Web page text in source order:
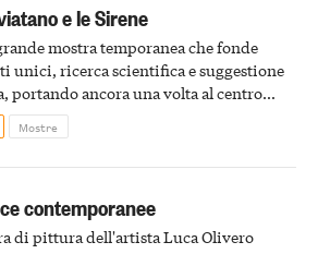
e le Sirene
mostra temporanea che fonde
unici, ricerca scientifica e suggestione
portando ancora una volta al centro
le meraviglie del passato astigiano
Mostre
contemporanee
di pittura dell'artista Luca Olivero